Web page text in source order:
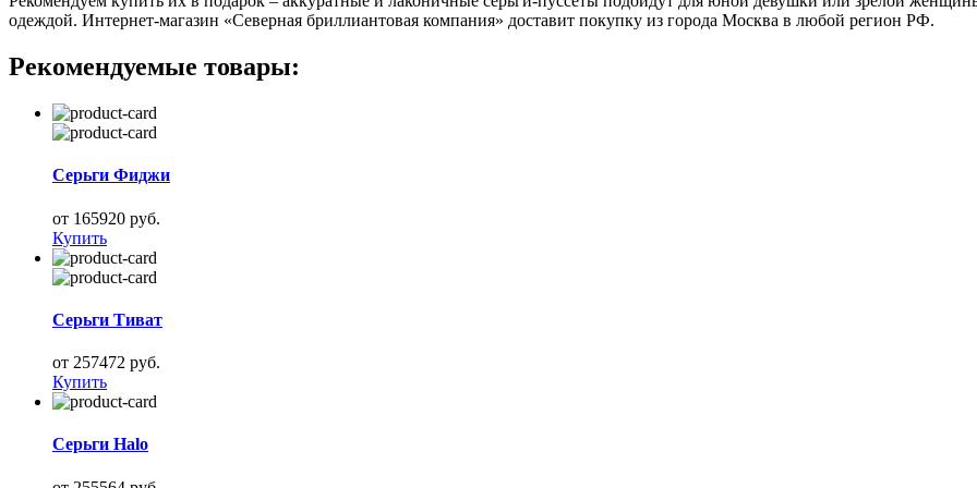
одеждой. Интернет-магазин «Северная бриллиантовая компания» доставит покупку из города Москва в любой регион РФ.
Рекомендуемые товары:
Серьги Фиджи
от 165920 руб.
Купить
Серьги Тиват
от 257472 руб.
Купить
Серьги Halo